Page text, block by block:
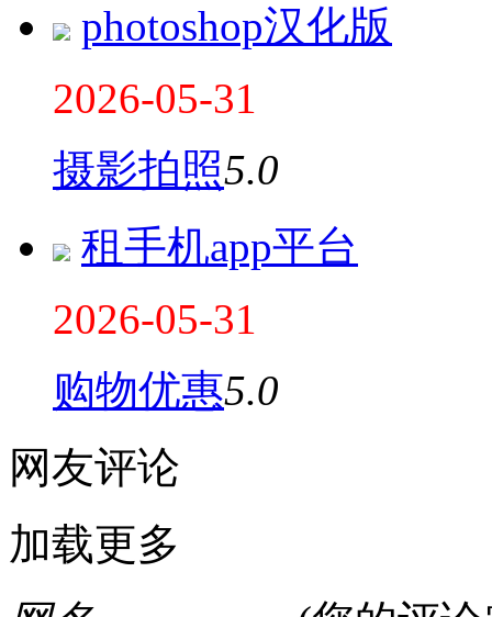
photoshop汉化版
2026-05-31
摄影拍照5.0
租手机app平台
2026-05-31
购物优惠5.0
网友评论
加载更多